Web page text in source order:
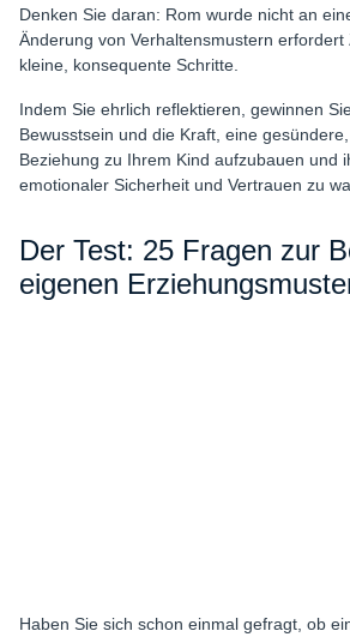
Denken Sie daran: Rom wurde nicht an
Änderung von Verhaltensmustern erfordert
kleine, konsequente Schritte.
Indem Sie ehrlich reflektieren, gewinnen
Bewusstsein und die Kraft, eine
Beziehung zu Ihrem Kind aufzubauen und
emotionaler Sicherheit und Vertrauen zu
Der Test: 25 Fragen zur
eigenen
Haben Sie sich schon einmal gefragt, ob